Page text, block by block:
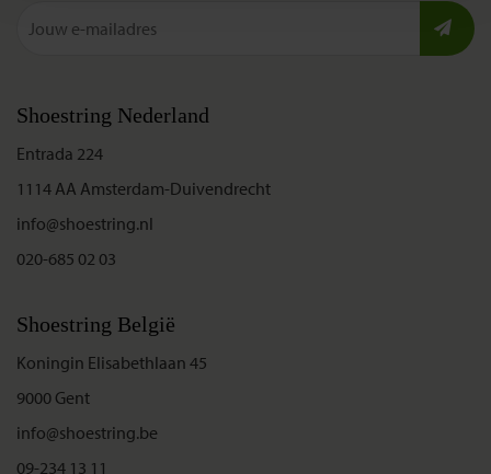
Shoestring Nederland
Entrada 224
1114 AA Amsterdam-Duivendrecht
info@shoestring.nl
020-685 02 03
Shoestring België
Koningin Elisabethlaan 45
9000 Gent
info@shoestring.be
09-234 13 11